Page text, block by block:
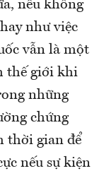
nếu không
như việc
vẫn là một
thế giới khi
những
chứng
thời gian để
nếu sự kiện